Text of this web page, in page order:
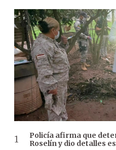
Policía afirma que
Roselín y dio detalles